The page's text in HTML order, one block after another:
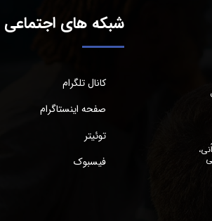
شبکه های اجتماعی
کانال تلگرام
صفحه اینستاگرام
توئیتر
فیسبوک